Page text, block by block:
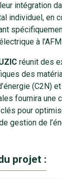
intégration
individuel, en
à
réunit des
des
(C2N)
fournira une
pour
gestion de
projet :